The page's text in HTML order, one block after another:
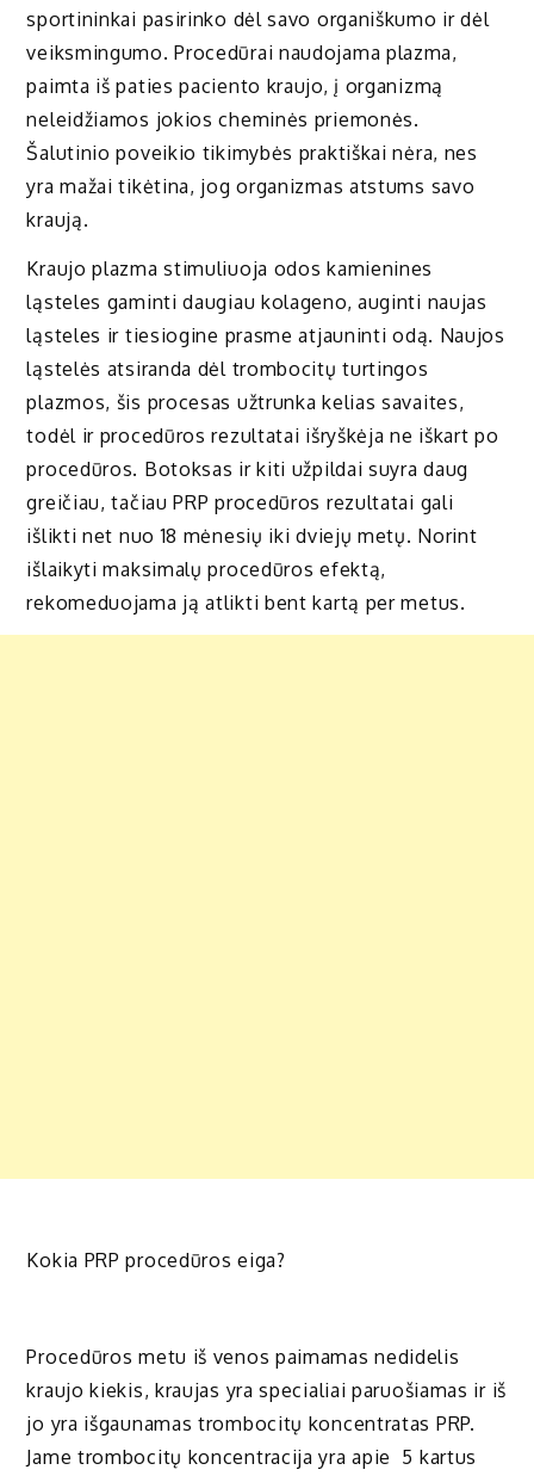
sportininkai pasirinko dėl savo organiškumo ir dėl
veiksmingumo. Procedūrai naudojama plazma,
paimta iš paties paciento kraujo, į organizmą
neleidžiamos jokios cheminės priemonės.
Šalutinio poveikio tikimybės praktiškai nėra, nes
yra mažai tikėtina, jog organizmas atstums savo
kraują.
Kraujo plazma stimuliuoja odos kamienines
ląsteles gaminti daugiau kolageno, auginti naujas
ląsteles ir tiesiogine prasme atjauninti odą. Naujos
ląstelės atsiranda dėl trombocitų turtingos
plazmos, šis procesas užtrunka kelias savaites,
todėl ir procedūros rezultatai išryškėja ne iškart po
procedūros. Botoksas ir kiti užpildai suyra daug
greičiau, tačiau PRP procedūros rezultatai gali
išlikti net nuo 18 mėnesių iki dviejų metų. Norint
išlaikyti maksimalų procedūros efektą,
rekomeduojama ją atlikti bent kartą per metus.
Kokia PRP procedūros eiga?
Procedūros metu iš venos paimamas nedidelis
kraujo kiekis, kraujas yra specialiai paruošiamas ir iš
jo yra išgaunamas trombocitų koncentratas PRP.
Jame trombocitų koncentracija yra apie 5 kartus